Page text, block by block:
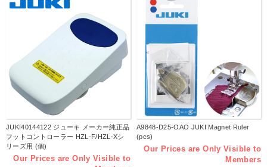
JUKI40144122 ジューキ メーカー純正品
フットコントローラー HZL-F/HZL-Xシ
リーズ用 (個)
Our Prices are Only Visible to
A9848-D25-OAO JUKI Magnet Ruler
(pcs)
Our Prices are Only Visible to
Members